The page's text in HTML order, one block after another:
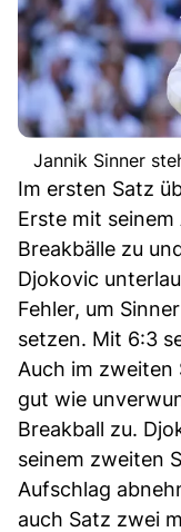
Jannik Sinner
Im ersten Satz
Erste mit
Breakbälle zu
Djokovic
Fehler, um
setzen. Mit 6:3
Auch im zweiten
gut wie
Breakball zu.
seinem zweiten
Aufschlag
auch Satz zwei